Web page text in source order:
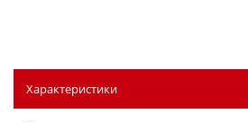
Характеристики